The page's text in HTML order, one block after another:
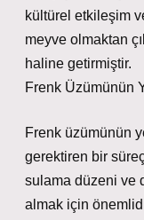
kültürel etkileşim
meyve olmaktan
haline getirmiştir.
Frenk Üzümünün
Frenk üzümünün
gerektiren bir
sulama düzeni ve
almak için